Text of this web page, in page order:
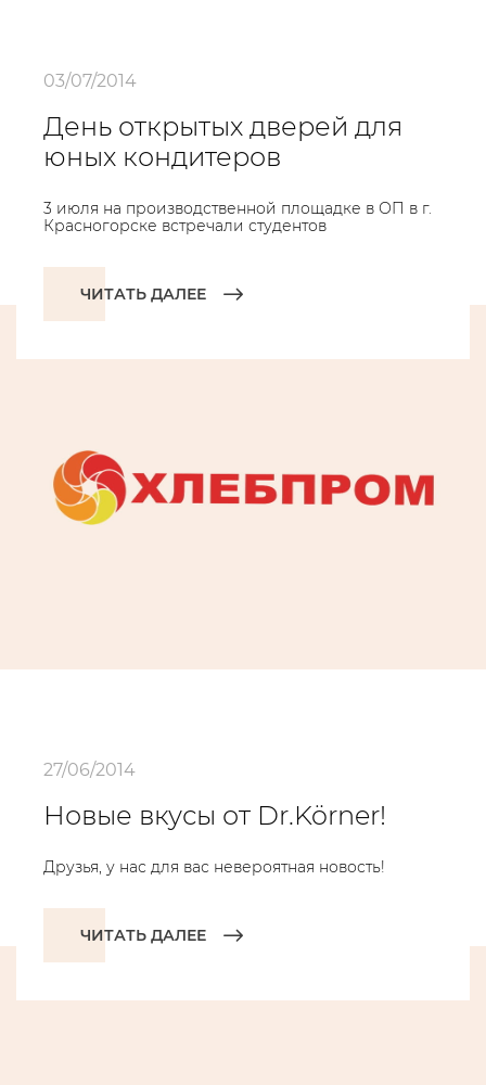
03/07/2014
День открытых дверей для
юных кондитеров
3 июля на производственной площадке в ОП в г.
Красногорске встречали студентов
ЧИТАТЬ ДАЛЕЕ
27/06/2014
Новые вкусы от Dr.Körner!
Друзья, у нас для вас невероятная новость!
ЧИТАТЬ ДАЛЕЕ